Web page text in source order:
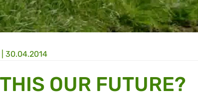
30.04.2014
OUR FUTURE?